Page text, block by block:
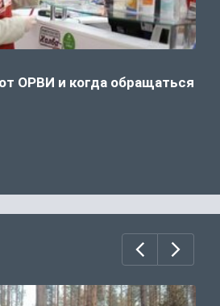
ОРВИ и когда обращаться